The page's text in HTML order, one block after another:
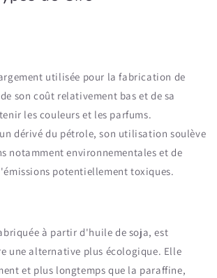
utilisée pour la fabrication de
son coût relativement bas et de sa
les couleurs et les parfums.
dérivé du pétrole, son utilisation soulève
notamment environnementales et de
potentiellement toxiques.
à partir d'huile de soja, est
une alternative plus écologique. Elle
et plus longtemps que la paraffine,